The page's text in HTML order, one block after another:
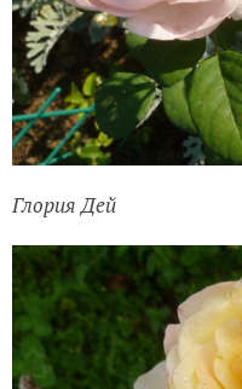
Глория Дей